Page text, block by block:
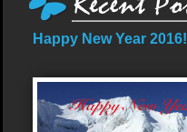
Happy New Year